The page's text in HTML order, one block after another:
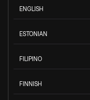
ENGLISH
ESTONIAN
FILIPINO
FINNISH